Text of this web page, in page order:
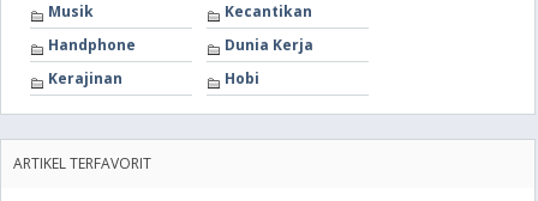
Musik
Kecantikan
Handphone
Dunia Kerja
Kerajinan
Hobi
ARTIKEL TERFAVORIT